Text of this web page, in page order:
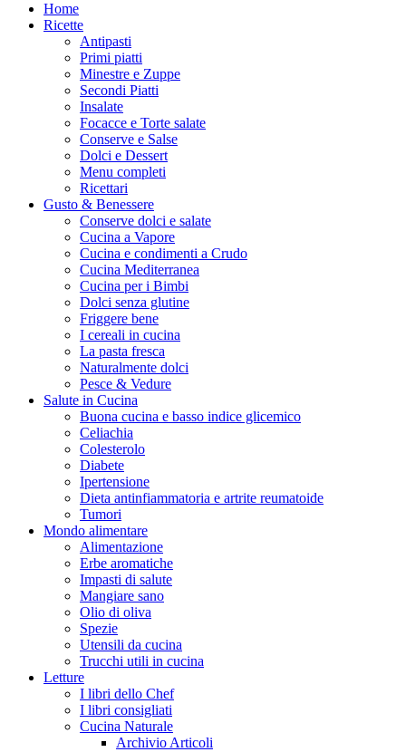
Home
Ricette
Antipasti
Primi piatti
Minestre e Zuppe
Secondi Piatti
Insalate
Focacce e Torte salate
Conserve e Salse
Dolci e Dessert
Menu completi
Ricettari
Gusto & Benessere
Conserve dolci e salate
Cucina a Vapore
Cucina e condimenti a Crudo
Cucina Mediterranea
Cucina per i Bimbi
Dolci senza glutine
Friggere bene
I cereali in cucina
La pasta fresca
Naturalmente dolci
Pesce & Vedure
Salute in Cucina
Buona cucina e basso indice glicemico
Celiachia
Colesterolo
Diabete
Ipertensione
Dieta antinfiammatoria e artrite reumatoide
Tumori
Mondo alimentare
Alimentazione
Erbe aromatiche
Impasti di salute
Mangiare sano
Olio di oliva
Spezie
Utensili da cucina
Trucchi utili in cucina
Letture
I libri dello Chef
I libri consigliati
Cucina Naturale
Archivio Articoli